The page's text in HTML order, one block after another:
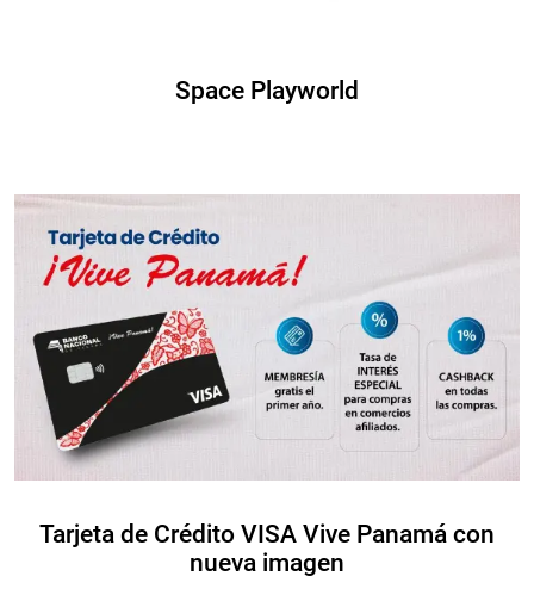
Space Playworld
Tarjeta de Crédito VISA Vive Panamá con
nueva imagen